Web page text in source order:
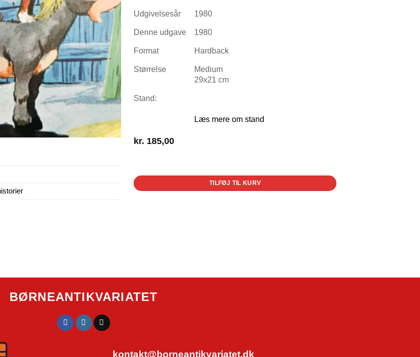
Udgivelsesår 1980
Denne udgave 1980
Format Hardback
Størrelse
Medium
29x21 cm
Stand:
Læs mere om stand
kr. 185,00
TILFØJ TIL KURV
BØRNEANTIKVARIATET
kontakt@borneantikvariatet.dk